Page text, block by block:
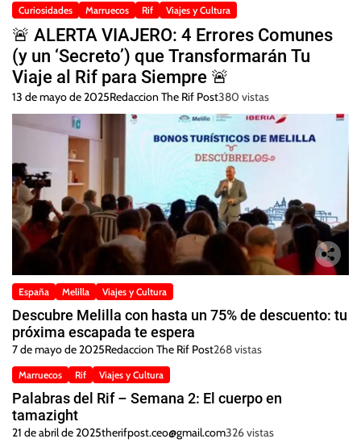
Curiosidades Marruecos Rif Viajes y Cultura
🚨 ALERTA VIAJERO: 4 Errores Comunes
(y un ‘Secreto’) que Transformarán Tu
Viaje al Rif para Siempre 🚨
13 de mayo de 2025Redaccion The Rif Post380 vistas
España Melilla Viajes y Cultura
Descubre Melilla con hasta un 75% de descuento: tu
próxima escapada te espera
7 de mayo de 2025Redaccion The Rif Post268 vistas
Marruecos Rif Viajes y Cultura
Palabras del Rif – Semana 2: El cuerpo en
tamazight
21 de abril de 2025therifpost.ceo@gmail.com326 vistas